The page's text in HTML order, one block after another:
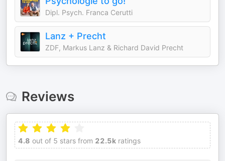
Dipl. Psych. Franca Cerutti
Lanz + Precht
ZDF, Markus Lanz & Richard David Precht
Reviews
4.8 out of 5 stars from 22.5k ratings